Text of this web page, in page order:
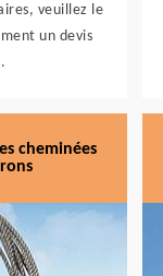
veuillez le
un devis
cheminées